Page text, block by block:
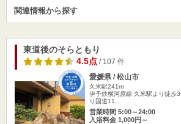
関連情報から探す
東道後のそらともり
4.5点/ 107 件
愛媛県 / 松山市
久米駅241m
伊予鉄横河原線 久米駅より徒歩
り国道11…
営業時間 5:00～24:00
入浴料金 1,000円～